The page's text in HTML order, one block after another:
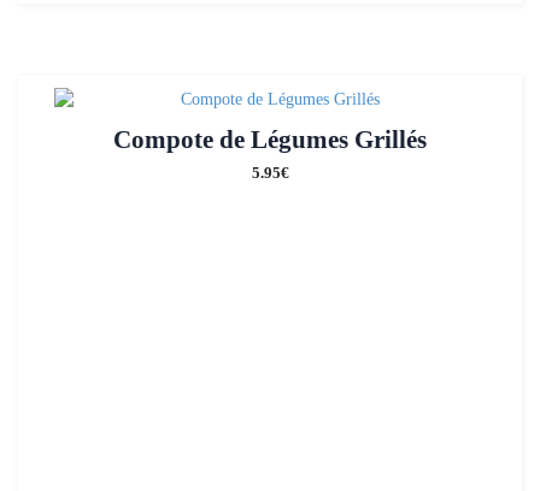
Compote de Légumes Grillés
5.95€